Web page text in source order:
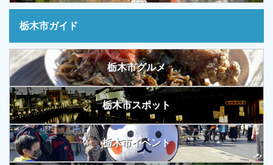
栃木市ガイド
栃木市グルメ
栃木市スポット
栃木市イベント